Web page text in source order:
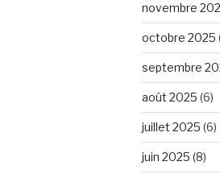
novembre
octobre 2025
septembre
août 2025 (6)
juillet 2025 (6)
juin 2025 (8)